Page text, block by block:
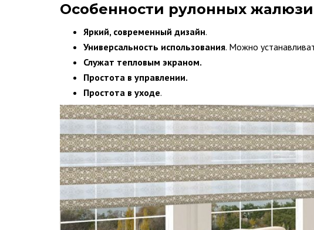
Особенности рулонных жалюзи
Яркий, современный дизайн.
Универсальность использования. Можно
Служат тепловым экраном.
Простота в управлении.
Простота в уходе.